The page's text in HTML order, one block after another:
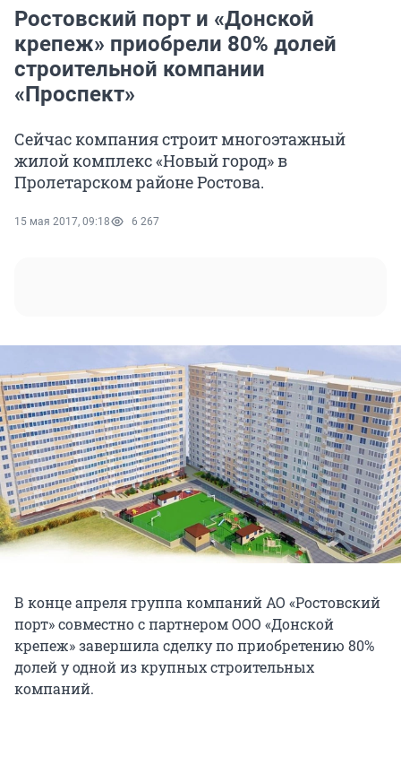
Ростовский порт и «Донской
крепеж» приобрели 80% долей
строительной компании
«Проспект»
Сейчас компания строит многоэтажный
жилой комплекс «Новый город» в
Пролетарском районе Ростова.
15 мая 2017, 09:18 6 267
В конце апреля группа компаний АО «Ростовский
порт» совместно с партнером ООО «Донской
крепеж» завершила сделку по приобретению 80%
долей у одной из крупных строительных
компаний.